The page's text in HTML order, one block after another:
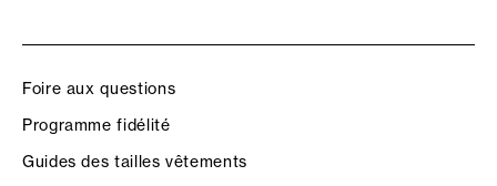
Foire aux questions
Programme fidélité
Guides des tailles vêtements